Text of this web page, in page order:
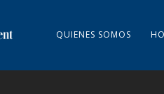
QUIENES SOMOS